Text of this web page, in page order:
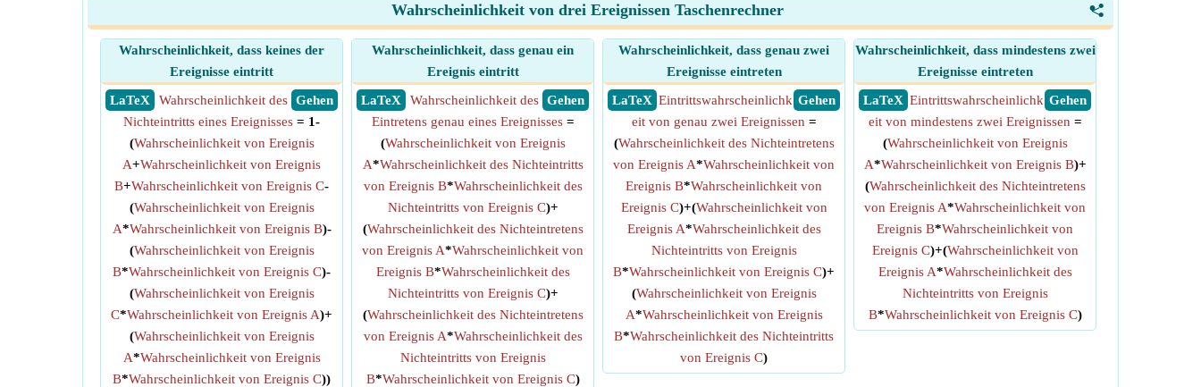
<
Wahrscheinlichkeit von drei Ereignissen Taschenrechner
Wahrscheinlichkeit, dass keines der
Ereignisse eintritt
​ LaTeX
​ Gehen
Wahrscheinlichkeit des
Nichteintritts eines Ereignisses = 1-
(Wahrscheinlichkeit von Ereignis
A+Wahrscheinlichkeit von Ereignis
B+Wahrscheinlichkeit von Ereignis C-
(Wahrscheinlichkeit von Ereignis
A*Wahrscheinlichkeit von Ereignis B)-
(Wahrscheinlichkeit von Ereignis
B*Wahrscheinlichkeit von Ereignis C)-
(Wahrscheinlichkeit von Ereignis
C*Wahrscheinlichkeit von Ereignis A)+
(Wahrscheinlichkeit von Ereignis
A*Wahrscheinlichkeit von Ereignis
B*Wahrscheinlichkeit von Ereignis C))
Wahrscheinlichkeit, dass genau ein
Ereignis eintritt
​ LaTeX
​ Gehen
Wahrscheinlichkeit des
Eintretens genau eines Ereignisses=
(Wahrscheinlichkeit von Ereignis
A*Wahrscheinlichkeit des Nichteintritts
von Ereignis B*Wahrscheinlichkeit des
Nichteintritts von Ereignis C)+
(Wahrscheinlichkeit des Nichteintretens
von Ereignis A*Wahrscheinlichkeit von
Ereignis B*Wahrscheinlichkeit des
Nichteintritts von Ereignis C)+
(Wahrscheinlichkeit des Nichteintretens
von Ereignis A*Wahrscheinlichkeit des
Nichteintritts von Ereignis
B*Wahrscheinlichkeit von Ereignis C)
Wahrscheinlichkeit, dass genau zwei
Ereignisse eintreten
​ LaTeX
​ Gehen
Eintrittswahrscheinlichk
eit von genau zwei Ereignissen =
(Wahrscheinlichkeit des Nichteintretens
von Ereignis A*Wahrscheinlichkeit von
Ereignis B*Wahrscheinlichkeit von
Ereignis C)+(Wahrscheinlichkeit von
Ereignis A*Wahrscheinlichkeit des
Nichteintritts von Ereignis
B*Wahrscheinlichkeit von Ereignis C)+
(Wahrscheinlichkeit von Ereignis
A*Wahrscheinlichkeit von Ereignis
B*Wahrscheinlichkeit des Nichteintritts
von Ereignis C)
Wahrscheinlichkeit, dass mindestens zwei
Ereignisse eintreten
​ LaTeX
​ Gehen
Eintrittswahrscheinlichk
eit von mindestens zwei Ereignissen =
(Wahrscheinlichkeit von Ereignis
A*Wahrscheinlichkeit von Ereignis B)+
(Wahrscheinlichkeit des Nichteintretens
von Ereignis A*Wahrscheinlichkeit von
Ereignis B*Wahrscheinlichkeit von
Ereignis C)+(Wahrscheinlichkeit von
Ereignis A*Wahrscheinlichkeit des
Nichteintritts von Ereignis
B*Wahrscheinlichkeit von Ereignis C)